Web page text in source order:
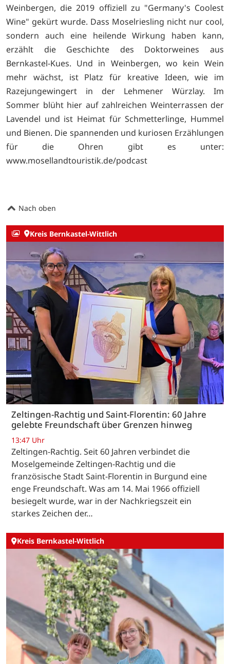
Weinbergen, die 2019 offiziell zu "Germany's Coolest
Wine" gekürt wurde. Dass Moselriesling nicht nur cool,
sondern auch eine heilende Wirkung haben kann,
erzählt die Geschichte des Doktorweines aus
Bernkastel-Kues. Und in Weinbergen, wo kein Wein
mehr wächst, ist Platz für kreative Ideen, wie im
Razejungewingert in der Lehmener Würzlay. Im
Sommer blüht hier auf zahlreichen Weinterrassen der
Lavendel und ist Heimat für Schmetterlinge, Hummel
und Bienen. Die spannenden und kuriosen Erzählungen
für die Ohren gibt es unter:
www.mosellandtouristik.de/podcast
Nach oben
Kreis Bernkastel-Wittlich
Zeltingen-Rachtig und Saint-Florentin: 60 Jahre
gelebte Freundschaft über Grenzen hinweg
13:47 Uhr
Zeltingen-Rachtig. Seit 60 Jahren verbindet die
Moselgemeinde Zeltingen-Rachtig und die
französische Stadt Saint-Florentin in Burgund eine
enge Freundschaft. Was am 14. Mai 1966 offiziell
besiegelt wurde, war in der Nachkriegszeit ein
starkes Zeichen der…
Kreis Bernkastel-Wittlich